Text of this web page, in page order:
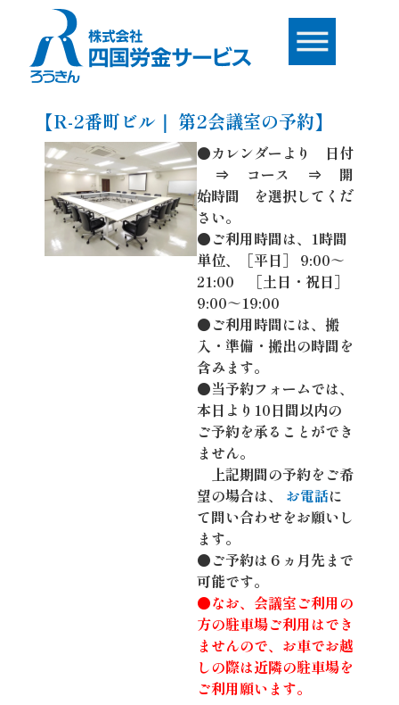
【R-2番町ビル｜ 第2会議室の予約】
●カレンダーより 日付
⇒ コース ⇒ 開
始時間 を選択してくだ
さい。
●ご利用時間は、1時間
単位、［平日］ 9:00～
21:00 ［土日・祝日］
9:00～19:00
●ご利用時間には、搬
入・準備・搬出の時間を
含みます。
●当予約フォームでは、
本日より10日間以内の
ご予約を承ることができ
ません。
上記期間の予約をご希
望の場合は、 お電話に
て問い合わせをお願いし
ます。
●ご予約は６ヵ月先まで
可能です。
●なお、会議室ご利用の
方の駐車場ご利用はでき
ませんので、お車でお越
しの際は近隣の駐車場を
ご利用願います。